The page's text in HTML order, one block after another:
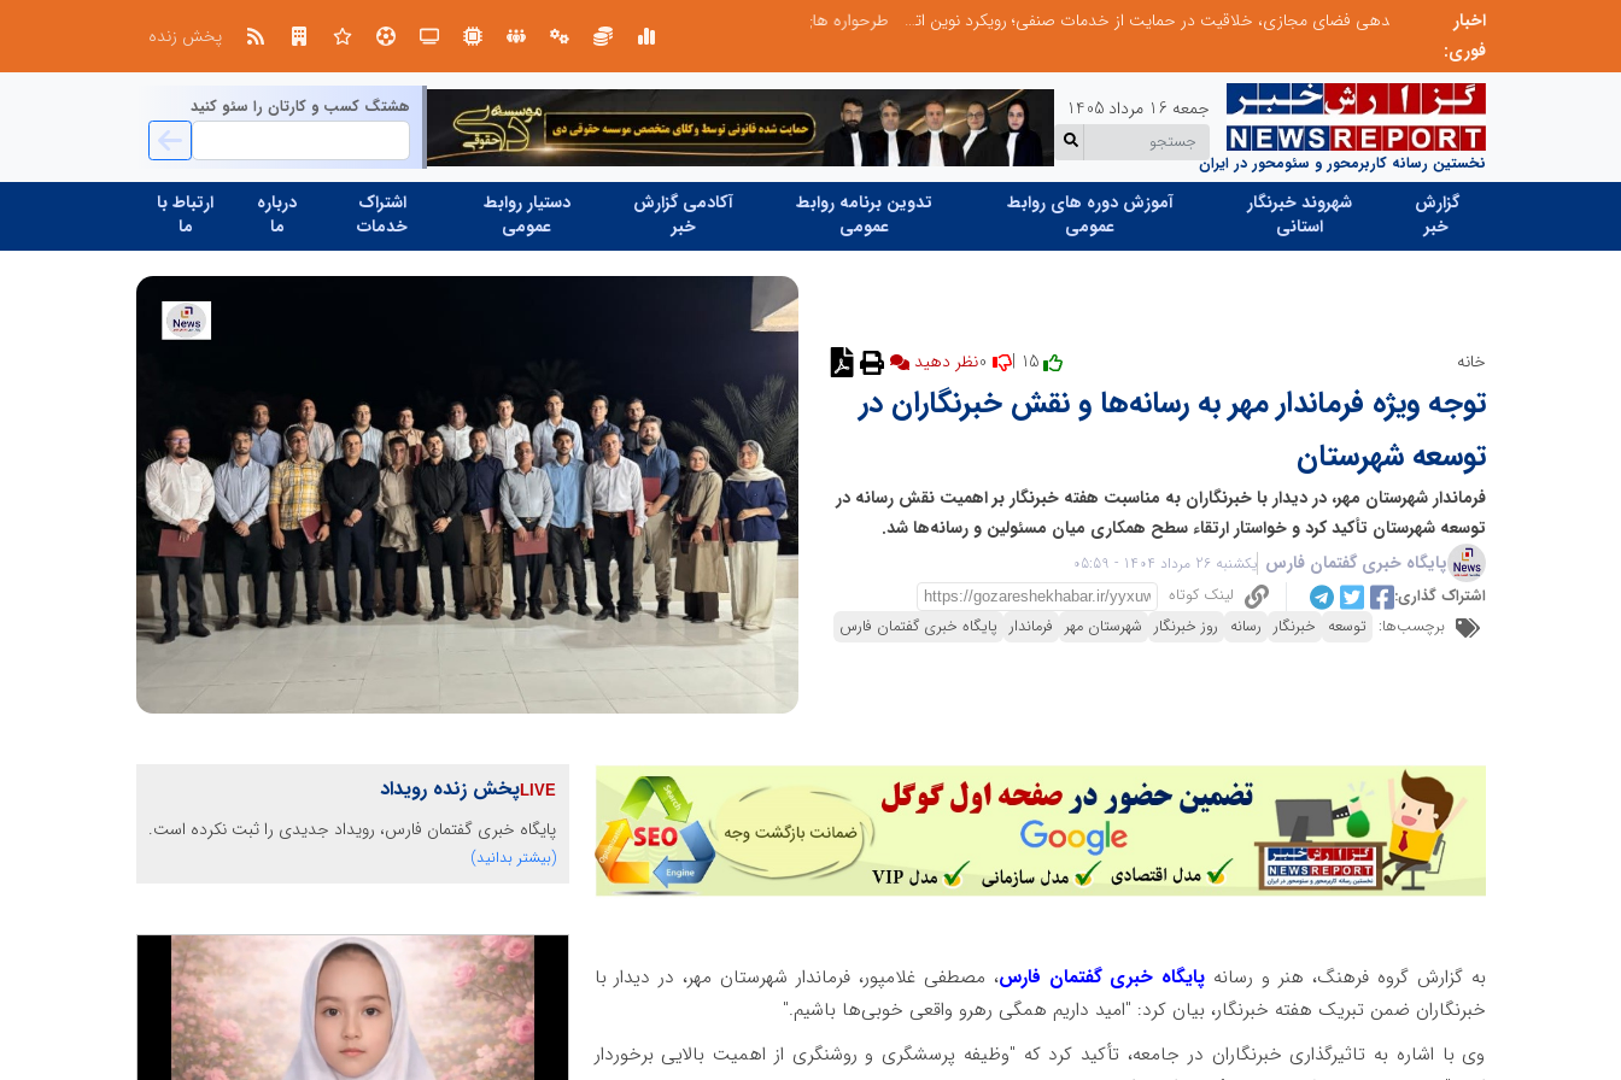
اخبار
فوری:
طرحواره های فعال شده در پساجنگ؛ هشدار دکتر یاراحمد: مراقب اخبار زرد و واکنش های هیجانی باشید
پخش زنده
نخستین رسانه کاربرمحور و سئومحور در ایران
جمعه 16 مرداد 1405 هشتگ کسب و کارتان را سئو کنید
گزارش
خبر
شهروند خبرنگار
استانی
آموزش دوره های روابط
عمومی
تدوین برنامه روابط
عمومی
آکادمی گزارش
خبر
دستیار روابط
عمومی
اشتراک
خدمات
درباره
ما
ارتباط با
ما
خانه 15 | نظر دهید
توجه ویژه فرماندار مهر به رسانه‌ها و نقش خبرنگاران در
توسعه شهرستان
فرماندار شهرستان مهر، در دیدار با خبرنگاران به مناسبت هفته خبرنگار بر اهمیت نقش رسانه در
توسعه شهرستان تأکید کرد و خواستار ارتقاء سطح همکاری میان مسئولین و رسانه‌ها شد.
پایگاه خبری گفتمان فارس یکشنبه 26 مرداد 1404 - 05:59
اشتراک گذاری:
لینک کوتاه
برچسب‌ها: توسعه خبرنگار رسانه روز خبرنگار شهرستان مهر فرماندار پایگاه خبری گفتمان فارس
به گزارش گروه فرهنگ، هنر و رسانه پایگاه خبری گفتمان فارس، مصطفی غلامپور، فرماندار شهرستان مهر، در دیدار با
خبرنگاران ضمن تبریک هفته خبرنگار، بیان کرد: "امید داریم همگی رهرو واقعی خوبی‌ها باشیم."
وی با اشاره به تاثیرگذاری خبرنگاران در جامعه، تأکید کرد که "وظیفه پرسشگری و روشنگری از اهمیت بالایی برخوردار
پخش زنده رویداد
پایگاه خبری گفتمان فارس، رویداد جدیدی را ثبت نکرده است.
(بیشتر بدانید)